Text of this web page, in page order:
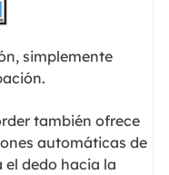
simplemente
también ofrece
automáticas de
el dedo hacia la